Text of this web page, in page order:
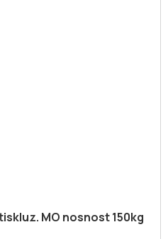
MO nosnost 150kg